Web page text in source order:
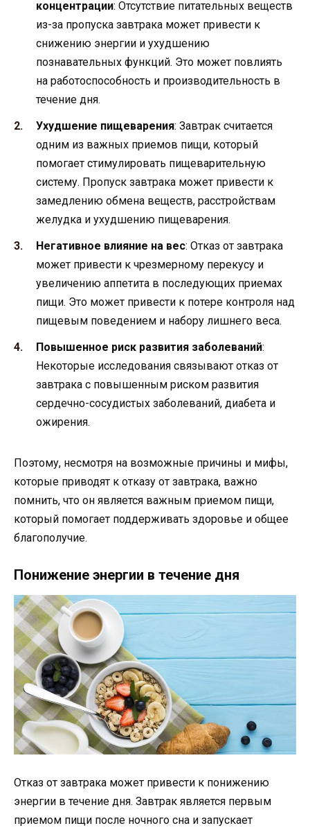
концентрации: Отсутствие питательных веществ
из-за пропуска завтрака может привести к
снижению энергии и ухудшению
познавательных функций. Это может повлиять
на работоспособность и производительность в
течение дня.
Ухудшение пищеварения: Завтрак считается
одним из важных приемов пищи, который
помогает стимулировать пищеварительную
систему. Пропуск завтрака может привести к
замедлению обмена веществ, расстройствам
желудка и ухудшению пищеварения.
Негативное влияние на вес: Отказ от завтрака
может привести к чрезмерному перекусу и
увеличению аппетита в последующих приемах
пищи. Это может привести к потере контроля над
пищевым поведением и набору лишнего веса.
Повышенное риск развития заболеваний:
Некоторые исследования связывают отказ от
завтрака с повышенным риском развития
сердечно-сосудистых заболеваний, диабета и
ожирения.
Поэтому, несмотря на возможные причины и мифы,
которые приводят к отказу от завтрака, важно
помнить, что он является важным приемом пищи,
который помогает поддерживать здоровье и общее
благополучие.
Понижение энергии в течение дня
Отказ от завтрака может привести к понижению
энергии в течение дня. Завтрак является первым
приемом пищи после ночного сна и запускает